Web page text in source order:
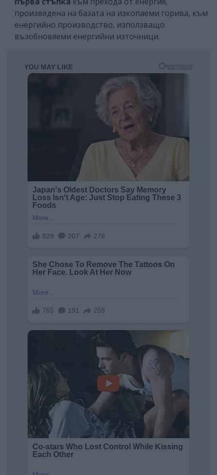
произведена на базата на изкопаеми горива, към
енергийно производство, използващо
възобновяеми енергийни източници.